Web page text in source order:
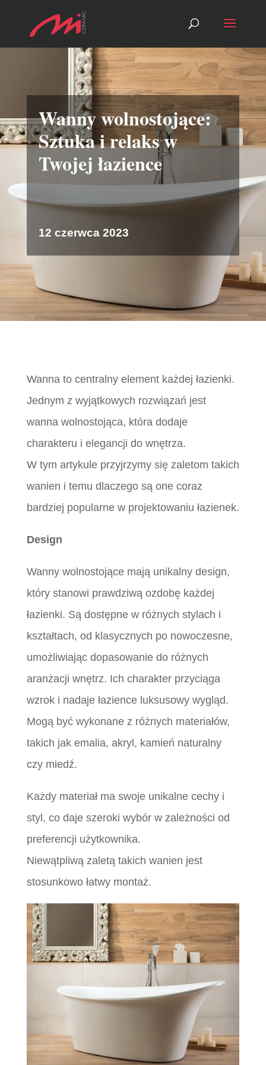
Wanny wolnostojące:
Sztuka i relaks w
Twojej łazience
12 czerwca 2023
Wanna to centralny element każdej łazienki.
Jednym z wyjątkowych rozwiązań jest
wanna wolnostojąca, która dodaje
charakteru i elegancji do wnętrza.
W tym artykule przyjrzymy się zaletom takich
wanien i temu dlaczego są one coraz
bardziej popularne w projektowaniu łazienek.
Design
Wanny wolnostojące mają unikalny design,
który stanowi prawdziwą ozdobę każdej
łazienki. Są dostępne w różnych stylach i
kształtach, od klasycznych po nowoczesne,
umożliwiając dopasowanie do różnych
aranżacji wnętrz. Ich charakter przyciąga
wzrok i nadaje łazience luksusowy wygląd.
Mogą być wykonane z różnych materiałów,
takich jak emalia, akryl, kamień naturalny
czy miedź.
Każdy materiał ma swoje unikalne cechy i
styl, co daje szeroki wybór w zależności od
preferencji użytkownika.
Niewątpliwą zaletą takich wanien jest
stosunkowo łatwy montaż.